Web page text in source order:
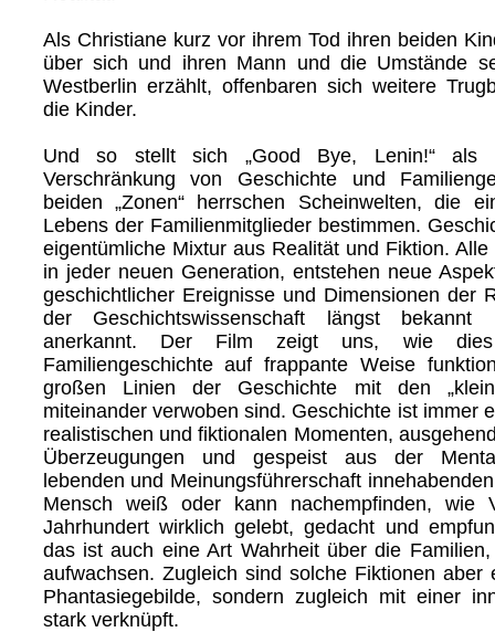
Als Christiane kurz vor ihrem Tod ihren beiden
über sich und ihren Mann und die Umstände
Westberlin erzählt, offenbaren sich weitere
die Kinder.
Und so stellt sich „Good Bye, Lenin!“ als
Verschränkung von Geschichte und
beiden „Zonen“ herrschen Scheinwelten, die
Lebens der Familienmitglieder bestimmen.
eigentümliche Mixtur aus Realität und Fiktion.
in jeder neuen Generation, entstehen neue
geschichtlicher Ereignisse und Dimensionen der
der Geschichtswissenschaft längst bekannt
anerkannt. Der Film zeigt uns, wie
Familiengeschichte auf frappante Weise
großen Linien der Geschichte mit den
miteinander verwoben sind. Geschichte ist immer
realistischen und fiktionalen Momenten,
Überzeugungen und gespeist aus der
lebenden und Meinungsführerschaft
Mensch weiß oder kann nachempfinden, wie
Jahrhundert wirklich gelebt, gedacht und
das ist auch eine Art Wahrheit über die
aufwachsen. Zugleich sind solche Fiktionen aber
Phantasiegebilde, sondern zugleich mit einer
stark verknüpft.